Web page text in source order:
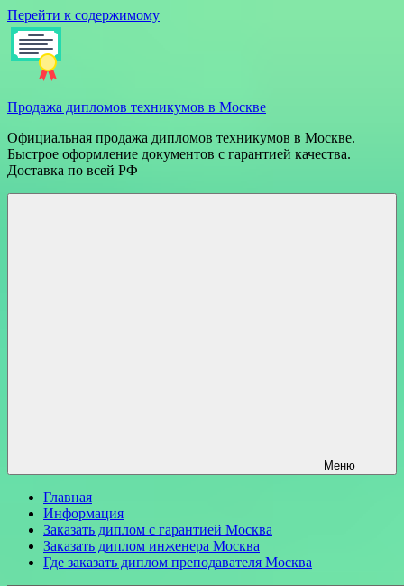
Перейти к содержимому
Продажа дипломов техникумов в Москве
Официальная продажа дипломов техникумов в Москве.
Быстрое оформление документов с гарантией качества.
Доставка по всей РФ
Меню
Главная
Информация
Заказать диплом с гарантией Москва
Заказать диплом инженера Москва
Где заказать диплом преподавателя Москва